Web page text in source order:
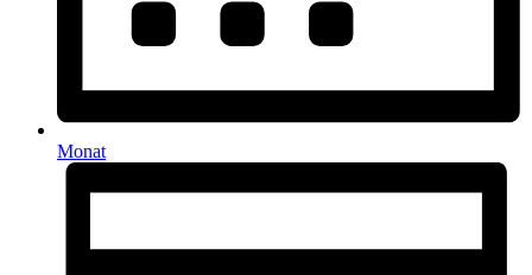
Monat